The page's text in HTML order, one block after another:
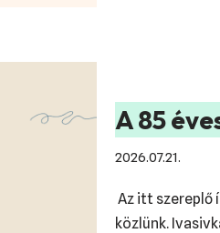
A 85
2026.07.21.
Az itt szereplő
közlünk.